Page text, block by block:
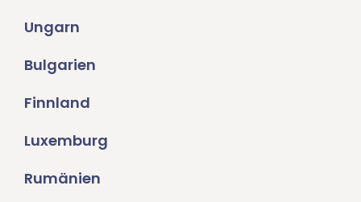
Ungarn
Bulgarien
Finnland
Luxemburg
Rumänien